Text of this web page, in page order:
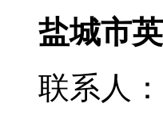
盐城市
联系人